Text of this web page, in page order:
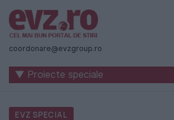
Știri
naționale
internaționale
coordonare@evzgroup.ro
▼ Proiecte speciale
EVZ SPECIAL